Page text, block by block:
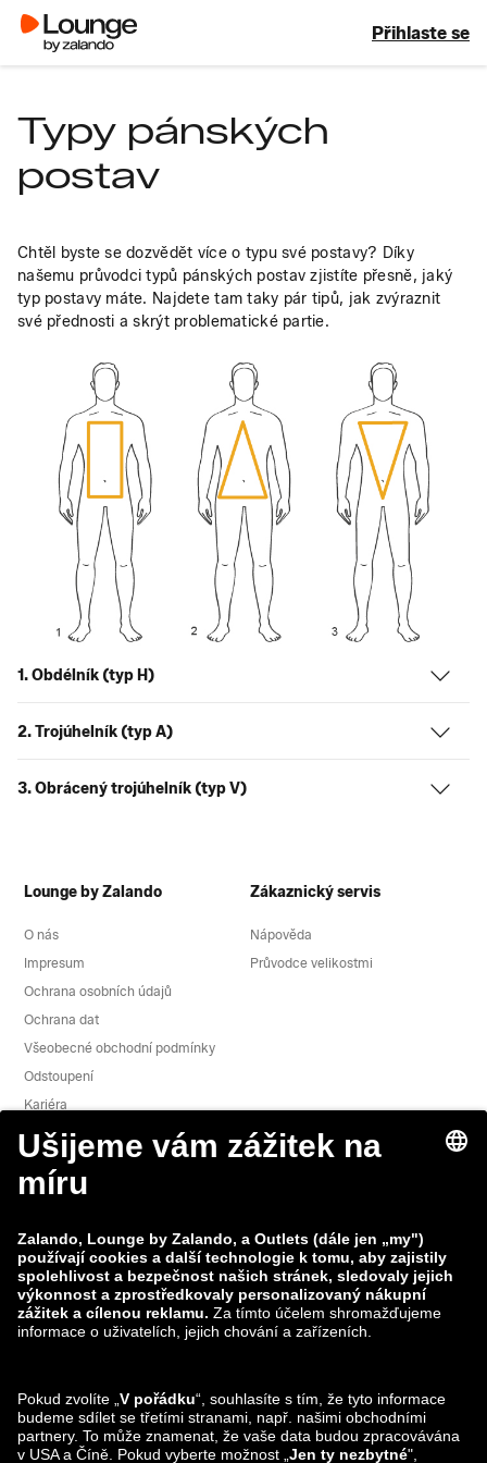
Přihlaste se
Typy pánských
postav
Chtěl byste se dozvědět více o typu své postavy? Díky
našemu průvodci typů pánských postav zjistíte přesně, jaký
typ postavy máte. Najdete tam taky pár tipů, jak zvýraznit
své přednosti a skrýt problematické partie.
1. Obdélník (typ H)
2. Trojúhelník (typ A)
3. Obrácený trojúhelník (typ V)
Lounge by Zalando
O nás
Impresum
Ochrana osobních údajů
Ochrana dat
Všeobecné obchodní podmínky
Odstoupení
Kariéra
Hlášení zranitelnosti
Bezpečnost produktu
Zákaznický servis
Nápověda
Průvodce velikostmi
Zalando
ABOUT YOU
Sledujte nás také na Možnosti dopravy